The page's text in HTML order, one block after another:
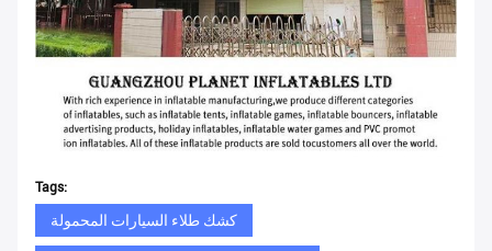
Tags:
كشك طلاء السيارات المحمولة